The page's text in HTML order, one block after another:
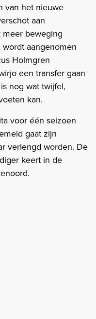
van het nieuwe
aan
meer beweging
aangenomen
Holmgren
een transfer gaan
nog wat twijfel,
kan.
voor één seizoen
gaat zijn
verlengd worden. De
keert in de